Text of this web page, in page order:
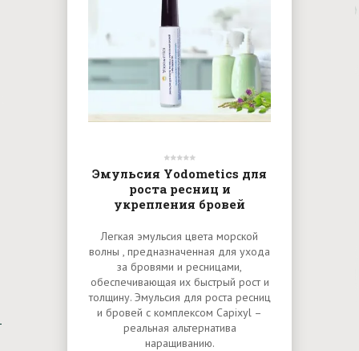
Эмульсия Yodometics для
роста ресниц и
укрепления бровей
Легкая эмульсия цвета морской
волны , предназначенная для ухода
за бровями и ресницами,
обеспечивающая их быстрый рост и
толщину. Эмульсия для роста ресниц
и бровей с комплексом Capixyl –
реальная альтернатива
наращиванию.